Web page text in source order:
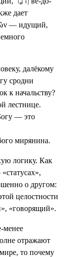
дает
— идущий,
далёкому
сродни
к начальству?
лестнице.
— это
мирянина.
логику. Как
о другом:
целостности
«говорящий».
менее
отражают
то почему